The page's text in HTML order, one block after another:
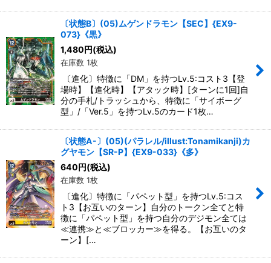
〔状態B〕(05)ムゲンドラモン【SEC】{EX9-
073}《黒》
1,480 円(税込)
在庫数 1枚
〔進化〕特徴に「DM」を持つLv.5:コスト3【登
場時】【進化時】【アタック時】[ターンに1回]自
分の手札/トラッシュから、特徴に「サイボーグ
型」/「Ver.5」を持つLv.5のカード1枚…
〔状態A-〕(05)(パラレル/illust:Tonamikanji)カ
グヤモン【SR-P】{EX9-033}《多》
640 円(税込)
在庫数 1枚
〔進化〕特徴に「パペット型」を持つLv.5:コス
ト3【お互いのターン】自分のトークン全てと特
徴に「パペット型」を持つ自分のデジモン全ては
≪連携≫と≪ブロッカー≫を得る。【お互いのタ
ーン】[…